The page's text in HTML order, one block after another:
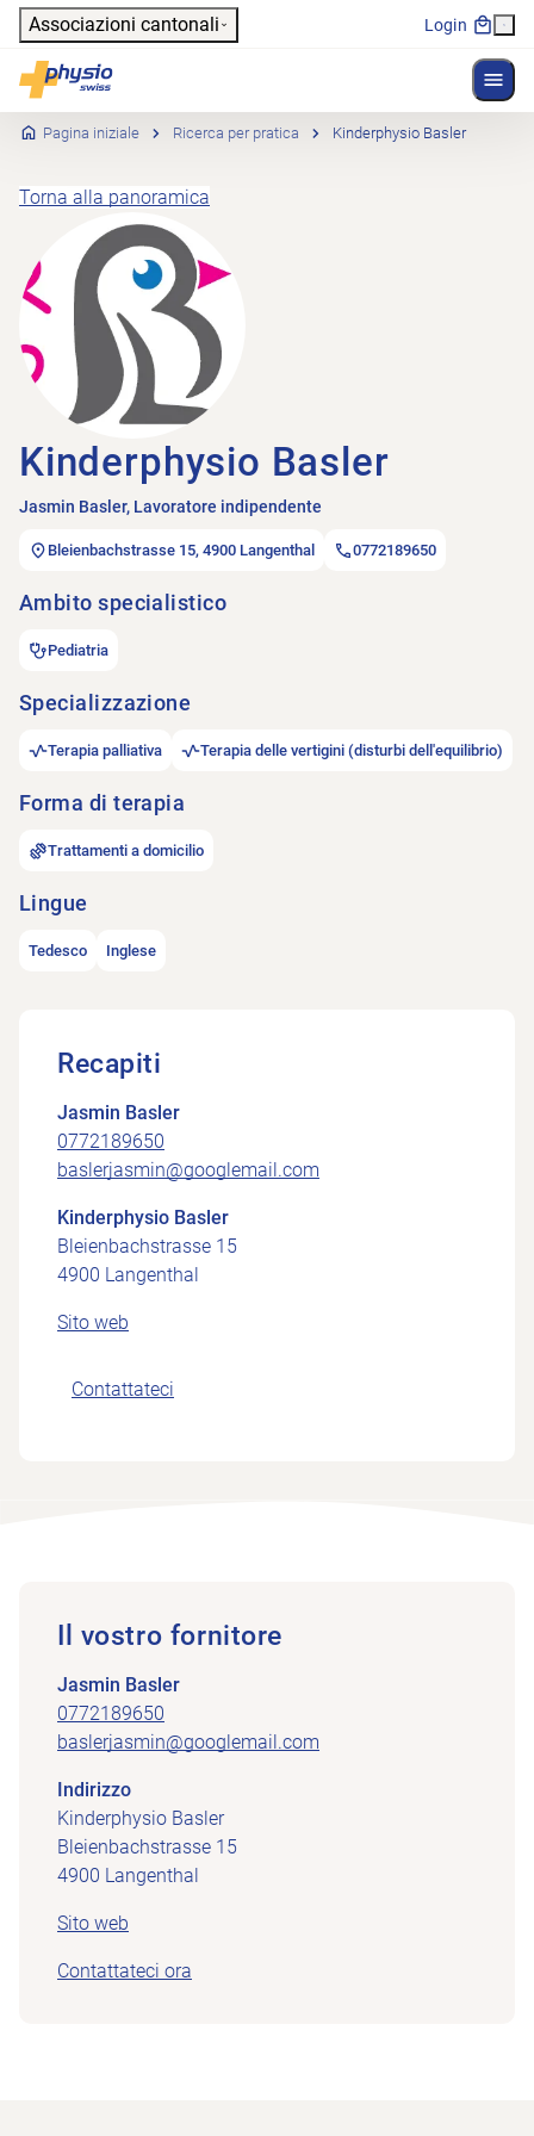
Header
Associazioni cantonali Login
Physioswiss
Navigazione principale
Pagina iniziale Ricerca per pratica Kinderphysio Basler
Torna alla panoramica
Kinderphysio Basler
Jasmin Basler, Lavoratore indipendente
Bleienbachstrasse 15, 4900 Langenthal 0772189650
Ambito specialistico
Pediatria
Specializzazione
Terapia palliativa Terapia delle vertigini (disturbi dell'equilibrio)
Forma di terapia
Trattamenti a domicilio
Lingue
Tedesco Inglese
Recapiti
Jasmin Basler
0772189650
baslerjasmin@googlemail.com
Kinderphysio Basler
Bleienbachstrasse 15
4900 Langenthal
Sito web
Contattateci
Il vostro fornitore
Jasmin Basler
0772189650
baslerjasmin@googlemail.com
Indirizzo
Kinderphysio Basler
Bleienbachstrasse 15
4900 Langenthal
Sito web
Contattateci ora